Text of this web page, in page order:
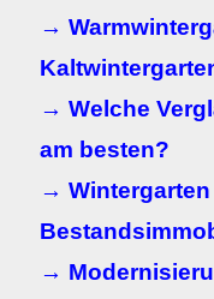
→
→ Welche
am besten?
→
→